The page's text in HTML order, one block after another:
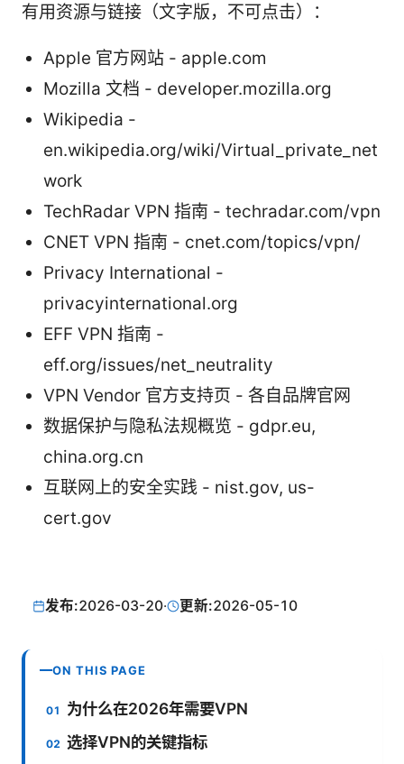
有用资源与链接（文字版，不可点击）：
Apple 官方网站 - apple.com
Mozilla 文档 - developer.mozilla.org
Wikipedia -
en.wikipedia.org/wiki/Virtual_private_net
work
TechRadar VPN 指南 - techradar.com/vpn
CNET VPN 指南 - cnet.com/topics/vpn/
Privacy International -
privacyinternational.org
EFF VPN 指南 -
eff.org/issues/net_neutrality
VPN Vendor 官方支持页 - 各自品牌官网
数据保护与隐私法规概览 - gdpr.eu,
china.org.cn
互联网上的安全实践 - nist.gov, us-
cert.gov
发布:2026-03-20· 更新:2026-05-10
ON THIS PAGE
为什么在2026年需要VPN
选择VPN的关键指标